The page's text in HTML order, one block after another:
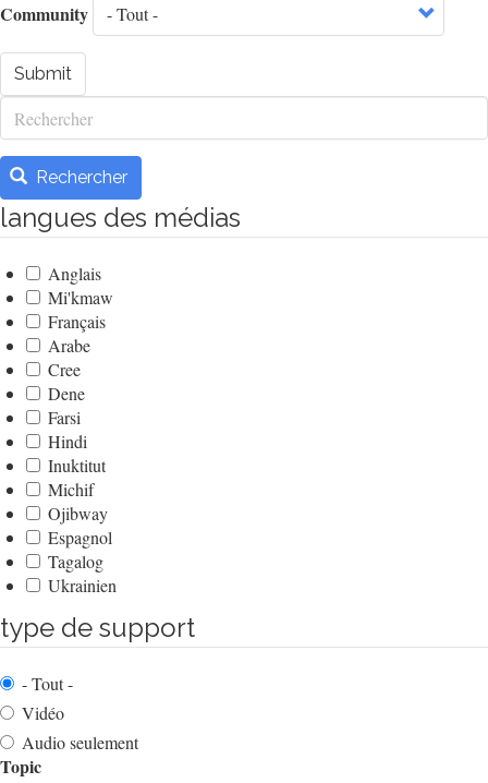
Community
Submit
Rechercher
Rechercher
langues des médias
Anglais
Mi'kmaw
Français
Arabe
Cree
Dene
Farsi
Hindi
Inuktitut
Michif
Ojibway
Espagnol
Tagalog
Ukrainien
type de support
- Tout -
Vidéo
Audio seulement
Topic